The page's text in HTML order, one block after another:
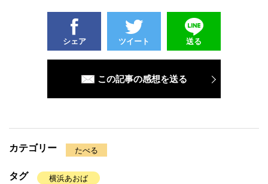
シェア ツイート 送る
この記事の感想を送る
カテゴリー たべる
タグ 横浜あおば